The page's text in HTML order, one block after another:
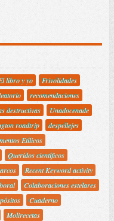
libro y yo
Frivolidades
recomendaciones
destructivas
Unadocenade
roadtrip
despellejes
Etílicos
Queridos científicos
Recent Keyword activity
Colaboraciones estelares
Cuaderno
Molirecetas